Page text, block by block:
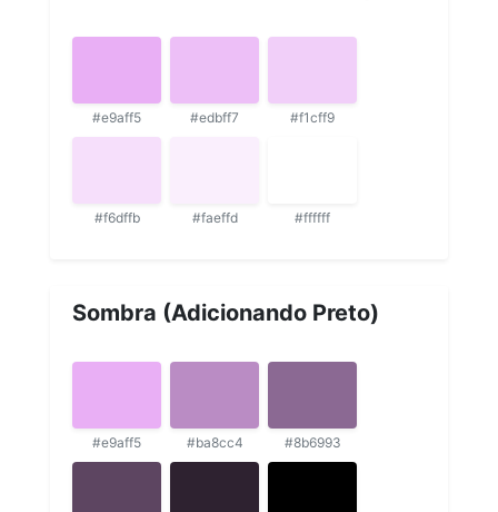
#e9aff5 #edbff7 #f1cff9
#f6dffb #faeffd #ffffff
Sombra (Adicionando Preto)
#e9aff5 #ba8cc4 #8b6993